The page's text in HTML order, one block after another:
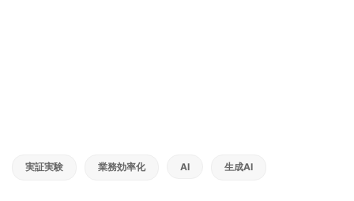
実証実験 業務効率化 AI 生成AI